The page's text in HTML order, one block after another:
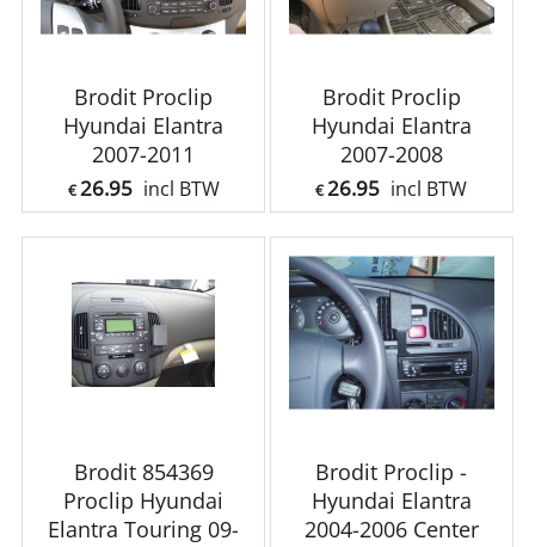
Brodit Proclip
Hyundai Elantra
2007-2011
€ 26.95 incl BTW
Brodit Proclip
Hyundai Elantra
2007-2008
€ 26.95 incl BTW
Brodit 854369
Proclip Hyundai
Elantra Touring 09-
Brodit Proclip -
Hyundai Elantra
2004-2006 Center